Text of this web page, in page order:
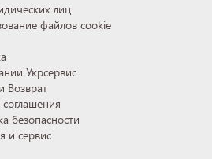
лиц
файлов cookie
Укрсервис
Возврат
безопасности
и сервис